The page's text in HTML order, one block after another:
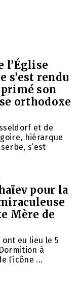
l’Église
s’est rendu
son
orthodoxe
et de
hiérarque
s’est
pour la
Mère de
eu lieu le 5
à
l’icône ...